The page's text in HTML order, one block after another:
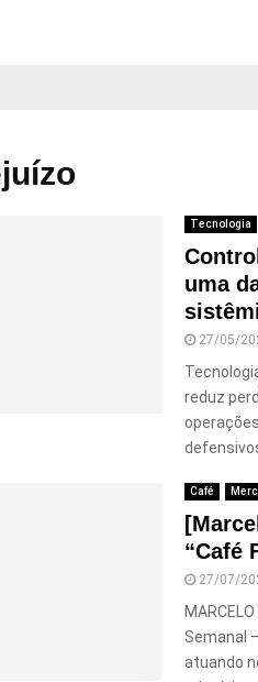
Tecnologia
uma
27/05/
reduz
Café
“Café
27/07/
Semanal
atuando